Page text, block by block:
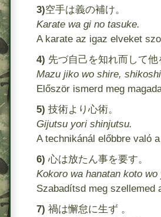
3)空手は義の補け。
Karate wa gi no tasuke.
A karate az igaz elveket
4) 先づ自己を知れ而して他
Mazu jiko wo shire,
Először ismerd meg
5) 技術より心術。
Gijutsu yori shinjutsu.
A technikánál előbbre való
6) 心は放たん事を要す。
Kokoro wa hanatan koto wo
Szabadítsd meg szellemed
7) 禍は懈怠に生ず 。